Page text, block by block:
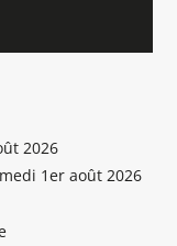
2026
1er août 2026